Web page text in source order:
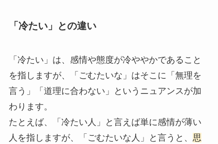
「冷たい」との違い
「冷たい」は、感情や態度が冷ややかであること
を指しますが、「ごむたいな」はそこに「無理を
言う」「道理に合わない」というニュアンスが加
わります。
たとえば、「冷たい人」と言えば単に感情が薄い
人を指しますが、「ごむたいな人」と言うと、 思